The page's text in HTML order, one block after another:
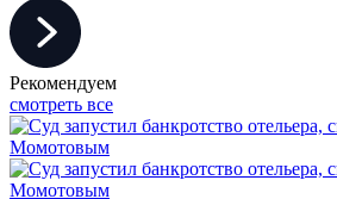
Рекомендуем
смотреть все